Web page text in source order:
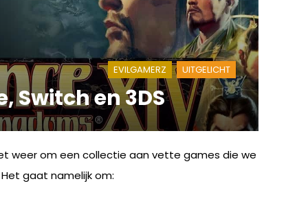
EVILGAMERZ UITGELICHT
Switch en 3DS
weer om een collectie aan vette games die we
gaat namelijk om: